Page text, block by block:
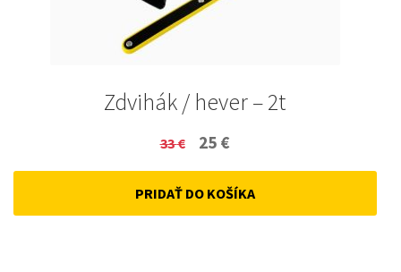
Zdvihák / hever – 2t
33€
Original
price
was:
25 €
price
is:
PRIDAŤ DO KOŠÍKA